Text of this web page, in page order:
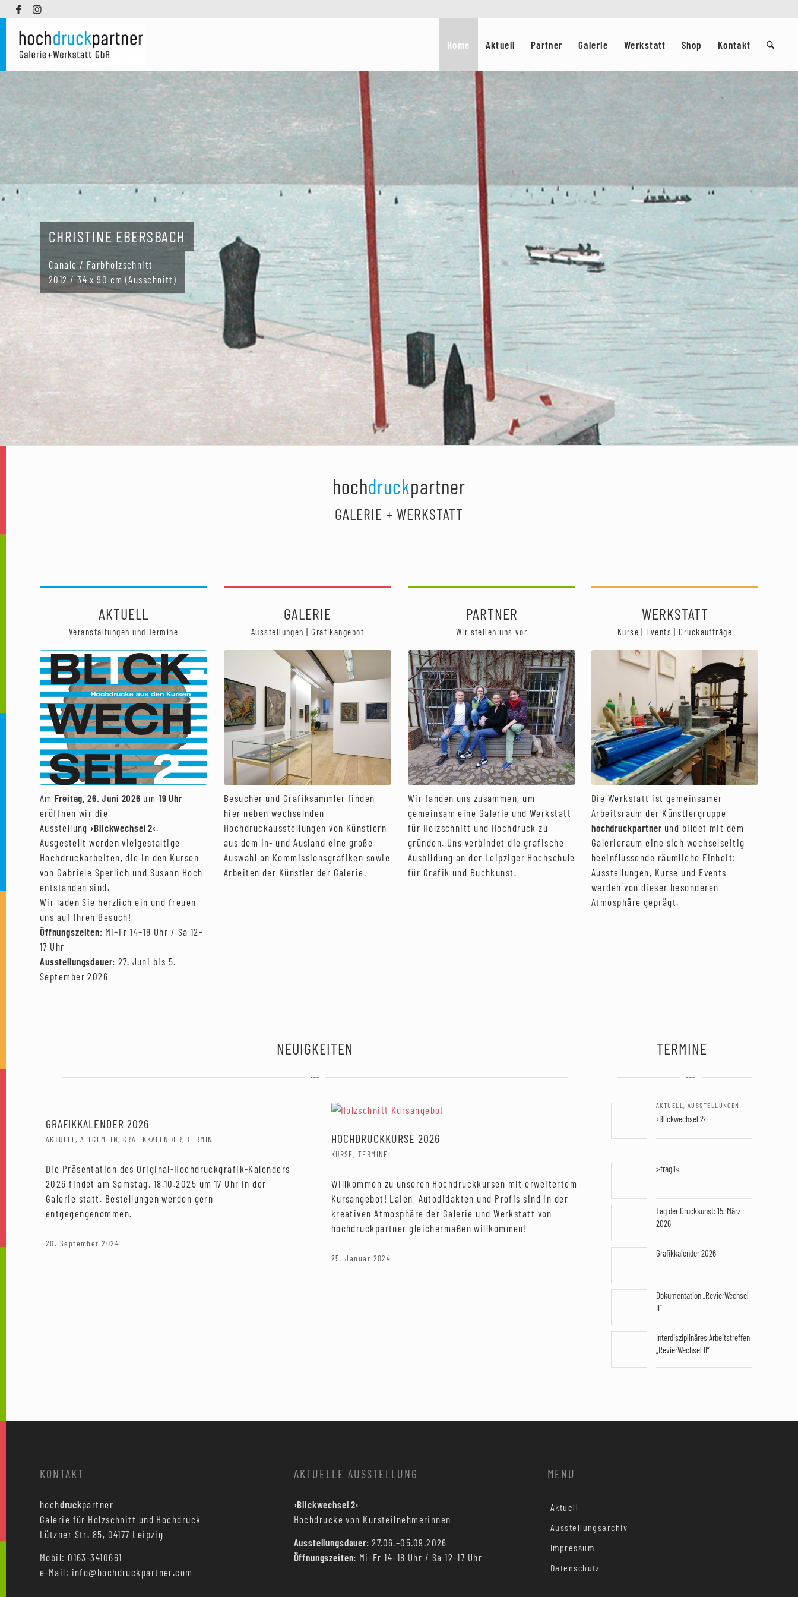
Home Aktuell Partner Galerie Werkstatt Shop Kontakt
CHRISTINE EBERSBACH
Canale / Farbholzschnitt
2012 / 34 x 90 cm (Ausschnitt)
hochdruckpartner
GALERIE + WERKSTATT
AKTUELL
Veranstaltungen und Termine
Am Freitag, 26. Juni 2026 um 19 Uhr
eröffnen wir die
Ausstellung ›Blickwechsel 2‹.
Ausgestellt werden vielgestaltige
Hochdruckarbeiten, die in den Kursen
von Gabriele Sperlich und Susann Hoch
entstanden sind.
Wir laden Sie herzlich ein und freuen
uns auf Ihren Besuch!
Öffnungszeiten: Mi–Fr 14–18 Uhr / Sa 12–
17 Uhr
Ausstellungsdauer: 27. Juni bis 5.
September 2026
GALERIE
Ausstellungen | Grafikangebot
Besucher und Grafiksammler finden
hier neben wechselnden
Hochdruckausstellungen von Künstlern
aus dem In- und Ausland eine große
Auswahl an Kommissionsgrafiken sowie
Arbeiten der Künstler der Galerie.
PARTNER
Wir stellen uns vor
Wir fanden uns zusammen, um
gemeinsam eine Galerie und Werkstatt
für Holzschnitt und Hochdruck zu
gründen. Uns verbindet die grafische
Ausbildung an der Leipziger Hochschule
für Grafik und Buchkunst.
WERKSTATT
Kurse | Events | Druckaufträge
Die Werkstatt ist gemeinsamer
Arbeitsraum der Künstlergruppe
hochdruckpartner und bildet mit dem
Galerieraum eine sich wechselseitig
beeinflussende räumliche Einheit:
Ausstellungen, Kurse und Events
werden von dieser besonderen
Atmosphäre geprägt.
NEUIGKEITEN
GRAFIKKALENDER 2026
AKTUELL ,ALLGEMEIN GRAFIKKALENDER ,TERMINE
Die Präsentation des Original-Hochdruckgrafik-Kalenders
2026 findet am Samstag, 18.10.2025 um 17 Uhr in der
Galerie statt. Bestellungen werden gern
entgegengenommen.
20. September 2024
HOCHDRUCKKURSE 2026
KURSE TERMINE
Willkommen zu unseren Hochdruckkursen mit erweitertem
Kursangebot! Laien, Autodidakten und Profis sind in der
kreativen Atmosphäre der Galerie und Werkstatt von
hochdruckpartner gleichermaßen willkommen!
25. Januar 2024
TERMINE
AKTUELL ,AUSSTELLUNGEN
›Blickwechsel 2‹
>fragil<
Tag der Druckkunst: 15. März
2026
Grafikkalender 2026
Dokumentation „RevierWechsel
II“
Interdisziplinäres Arbeitstreffen
„RevierWechsel II“
KONTAKT
hochdruckpartner
Galerie für Holzschnitt und Hochdruck
Lützner Str. 85, 04177 Leipzig
Mobil: 0163-3410661
e-Mail: info@hochdruckpartner.com
AKTUELLE AUSSTELLUNG
›Blickwechsel 2‹
Hochdrucke von Kursteilnehmerinnen
Ausstellungsdauer: 27.06.–05.09.2026
Öffnungszeiten: Mi–Fr 14–18 Uhr / Sa 12–17 Uhr
MENU
Aktuell
Ausstellungsarchiv
Impressum
Datenschutz